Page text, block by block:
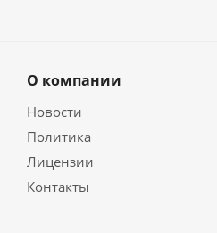
О компании
Новости
Политика
Лицензии
Контакты